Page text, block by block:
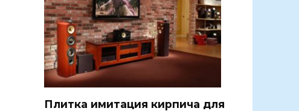
Плитка имитация кирпича для